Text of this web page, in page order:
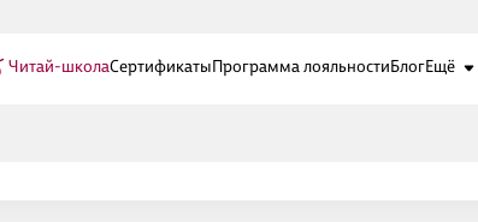
Читай-школаСертификатыПрограмма лояльностиБлогЕщё